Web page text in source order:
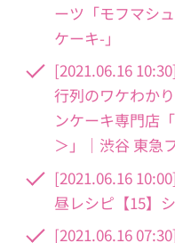
ーツ「モフマシ
ケーキ-」
[2021.06.16
行列のワケわか
ンケーキ専門店
＞」｜渋谷 東急
[2021.06.16
昼レシピ【15】
[2021.06.16